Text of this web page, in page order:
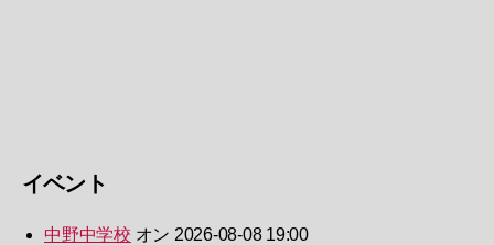
イベント
中野中学校 オン 2026-08-08 19:00